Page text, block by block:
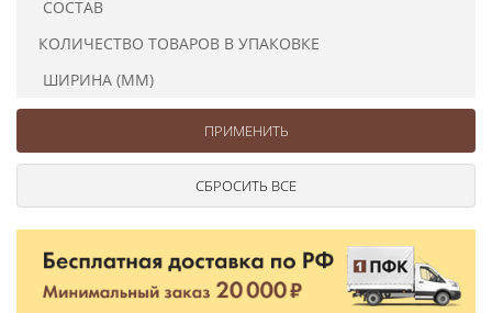
СОСТАВ
КОЛИЧЕСТВО ТОВАРОВ В УПАКОВКЕ
ШИРИНА (ММ)